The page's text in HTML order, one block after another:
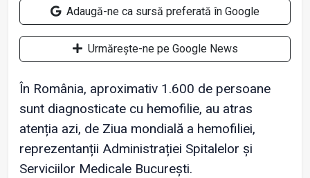
Adaugă-ne ca sursă preferată în Google
Urmărește-ne pe Google News
În România, aproximativ 1.600 de persoane
sunt diagnosticate cu hemofilie, au atras
atenția azi, de Ziua mondială a hemofiliei,
reprezentanții Administrației Spitalelor și
Serviciilor Medicale București.